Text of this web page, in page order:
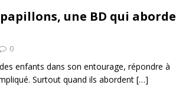
une BD qui aborde
0
enfants dans son entourage, répondre à
Surtout quand ils abordent […]